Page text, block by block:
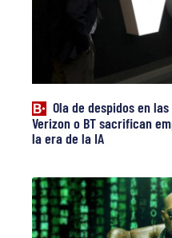
Ola de despidos en
Verizon o BT sacrifican
la era de la IA